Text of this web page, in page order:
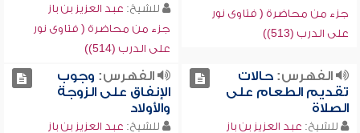
جزء من محاضرة ( فتاوى نور
على الدرب (513))
للشيخ: عبد العزيز بن باز
جزء من محاضرة ( فتاوى نور
على الدرب (514))
الفهرس:حالات
تقديم الطعام على
الصلاة
للشيخ: عبد العزيز بن باز
الفهرس: وجوب
الإنفاق على الزوجة
والأولاد
للشيخ: عبد العزيز بن باز